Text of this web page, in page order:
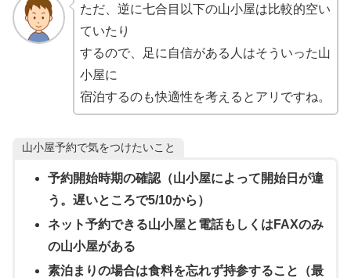
ただ、逆に七合目以下の山小屋は比較的空い
ていたり
するので、足に自信がある人はそういった山
小屋に
宿泊するのも快適性を考えるとアリですね。
山小屋予約で気をつけたいこと
予約開始時期の確認（山小屋によって開始日が違
う。遅いところで5/10から）
ネット予約できる山小屋と電話もしくはFAXのみ
の山小屋がある
素泊まりの場合は食料を忘れず持参すること（最